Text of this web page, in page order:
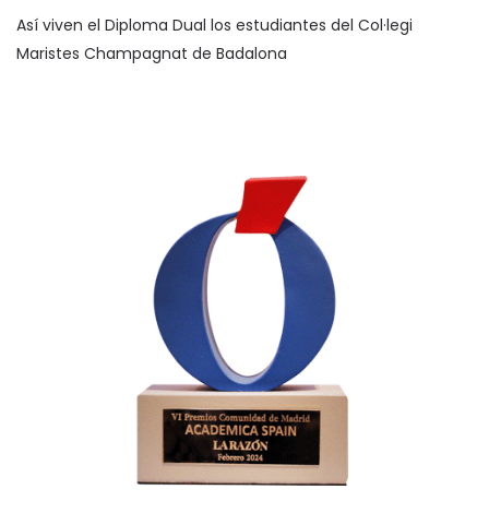
Así viven el Diploma Dual los estudiantes del Col·legi
Maristes Champagnat de Badalona